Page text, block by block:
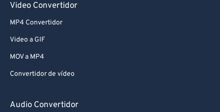
Video Convertidor
MP4 Convertidor
Video a GIF
MOV a MP4
Convertidor de vídeo
Audio Convertidor